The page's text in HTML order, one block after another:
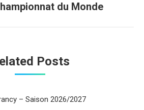
Onglet
du Monde
Posts
– Saison 2026/2027